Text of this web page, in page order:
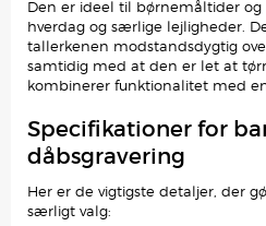
Den er ideel til børnemåltider og
hverdag og særlige lejligheder.
tallerkenen modstandsdygtig
samtidig med at den er let at
kombinerer funktionalitet med
Specifikationer for
dåbsgravering
Her er de vigtigste detaljer, der
særligt valg: